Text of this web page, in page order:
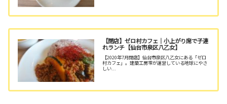
【閉店】ゼロ村カフェ｜小上がり席で子連
れランチ【仙台市泉区八乙女】
【2020年7月閉店】仙台市泉区八乙女にある「ゼロ
村カフェ」。建築工房零が運営している地球にやさ
しい...